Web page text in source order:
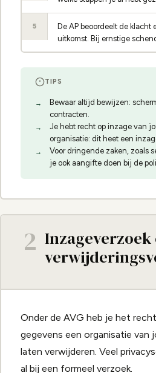
5
De AP beoordeelt de klacht
uitkomst. Bij ernstige
TIPS
Bewaar altijd bewijzen:
contracten.
Je hebt recht op inzage van
organisatie: dit heet een
Voor dringende zaken, zoals
je ook aangifte doen bij de
2 Inzageverzoek
Onder de AVG heb je het
gegevens een organisatie van
laten verwijderen. Veel
al bij een formeel verzoek.